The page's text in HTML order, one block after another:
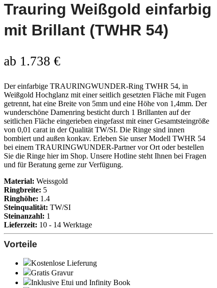
Trauring Weißgold einfarbig
mit Brillant (TWHR 54)
ab 1.738 €
Der einfarbige TRAURINGWUNDER-Ring TWHR 54, in
Weißgold Hochglanz mit einer seitlich gesetzten Fläche mit Fugen
getrennt, hat eine Breite von 5mm und eine Höhe von 1,4mm. Der
wunderschöne Damenring besticht durch 1 Brillanten auf der
seitlichen Fläche eingerieben eingefasst mit einer Gesamtsteingröße
von 0,01 carat in der Qualität TW/SI. Die Ringe sind innen
bombiert und außen konkav. Erleben Sie unser Modell TWHR 54
bei einem TRAURINGWUNDER-Partner vor Ort oder bestellen
Sie die Ringe hier im Shop. Unsere Hotline steht Ihnen bei Fragen
und für Beratung gerne zur Verfügung.
Material: Weissgold
Ringbreite: 5
Ringhöhe: 1.4
Steinqualität: TW/SI
Steinanzahl: 1
Lieferzeit: 10 - 14 Werktage
Vorteile
Kostenlose Lieferung
Gratis Gravur
Inklusive Etui und Infinity Book